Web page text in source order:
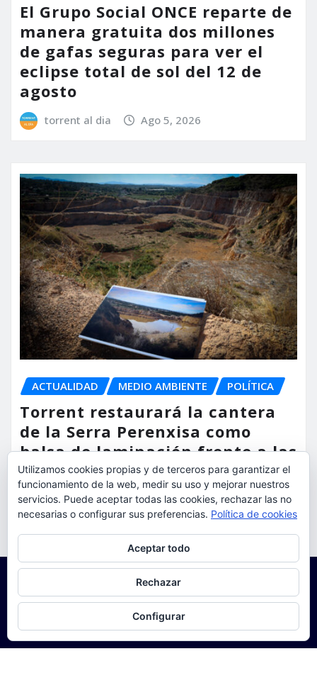
El Grupo Social ONCE reparte de
manera gratuita dos millones
de gafas seguras para ver el
eclipse total de sol del 12 de
agosto
torrent al dia Ago 5, 2026
ACTUALIDAD MEDIO AMBIENTE POLÍTICA
Torrent restaurará la cantera
de la Serra Perenxisa como
balsa de laminación frente a las
lluvias torrenciales
torrent al dia Ago 5, 2026
Utilizamos cookies propias y de terceros para garantizar el
funcionamiento de la web, medir su uso y mejorar nuestros
servicios. Puede aceptar todas las cookies, rechazar las no
necesarias o configurar sus preferencias. Política de cookies
Aceptar todo
Rechazar
Configurar
Para obtener más información, incluido cómo gestionar las cookies,